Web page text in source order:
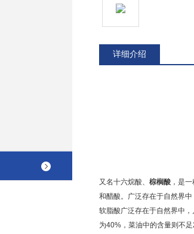
详细介绍
又名十六烷酸、 棕榈酸 ，是
和醋酸。广泛存在于自然界
软脂酸广泛存在于自然界中
为40%，菜油中的含量则不足